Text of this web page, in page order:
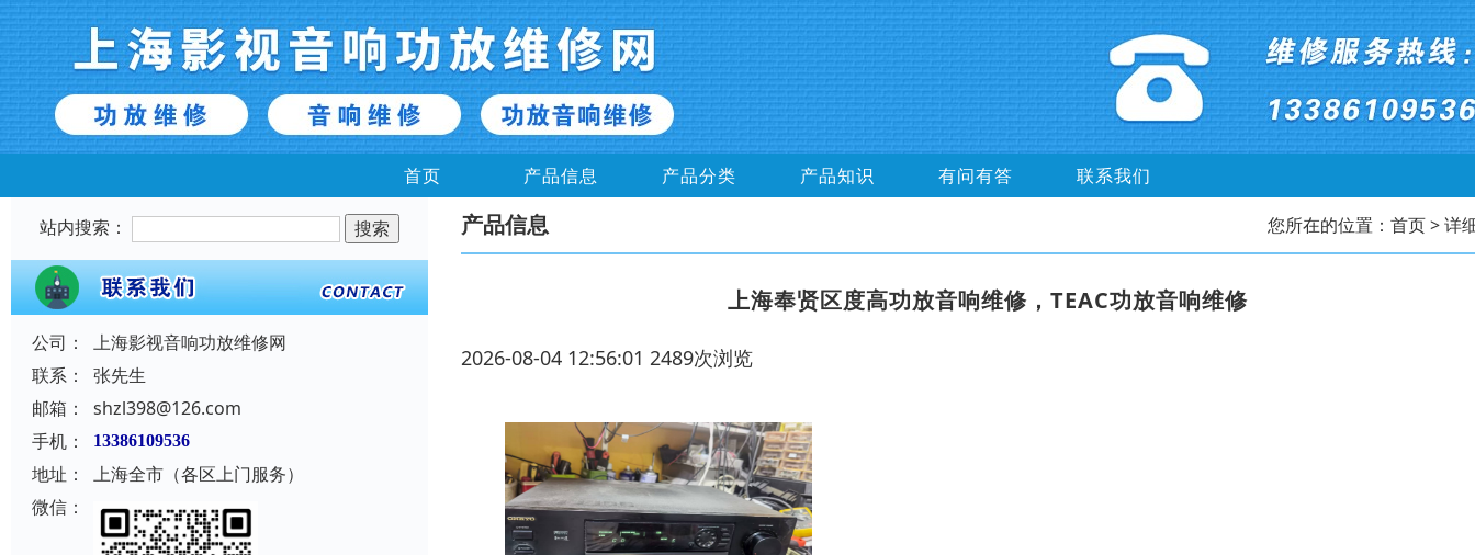
首页 产品信息 产品分类 产品知识 有问有答 联系我们
站内搜索：
公司：
上海影视音响功放维修网
联系：
张先生
邮箱：
shzl398@126.com
手机：
13386109536
地址：
上海全市（各区上门服务）
微信：
产品信息 您所在的位置： 首页> 详
上海奉贤区度高功放音响维修，TEAC功放音响维修
2026-08-04 12:56:01 2489次浏览